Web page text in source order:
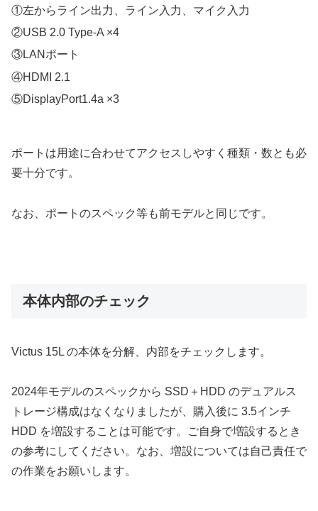
①左からライン出力、ライン入力、マイク入力
②USB 2.0 Type-A ×4
③LANポート
④HDMI 2.1
⑤DisplayPort1.4a ×3
ポートは用途に合わせてアクセスしやすく種類・数とも必
要十分です。
なお、ポートのスペック等も前モデルと同じです。
本体内部のチェック
Victus 15L の本体を分解、内部をチェックします。
2024年モデルのスペックから SSD＋HDD のデュアルス
トレージ構成はなくなりましたが、購入後に 3.5インチ
HDD を増設することは可能です。ご自身で増設するとき
の参考にしてください。なお、増設については自己責任で
の作業をお願いします。